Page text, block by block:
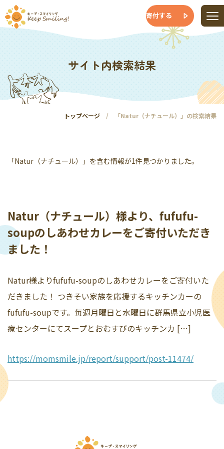
寄付する
サイト内検索結果
トップページ 「Natur（ナチュール）」の検索結果
「Natur（ナチュール）」を含む情報が1件見つかりました。
Natur（ナチュール）様より、fufufu-
soupのしあわせカレーをご寄付いただき
ました！
Natur様よりfufufu-soupのしあわせカレーをご寄付いた
だきました！ つきそい家族を応援するキッチンカーの
fufufu-soupです。毎週月曜日と水曜日に群馬県立小児医
療センターにてスープとおむすびのキッチンカ […]
https://momsmile.jp/report/support/post-11474/